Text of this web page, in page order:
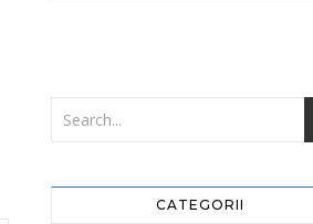
CATEGORII